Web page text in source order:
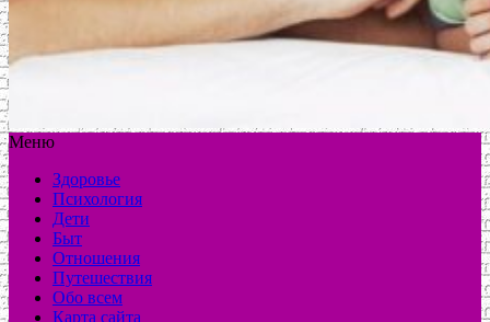
Меню
Здоровье
Психология
Дети
Быт
Отношения
Путешествия
Обо всем
Карта сайта